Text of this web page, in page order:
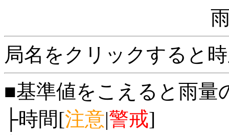
局名をクリックすると
■基準値をこえると雨量
├時間[注意|警戒]